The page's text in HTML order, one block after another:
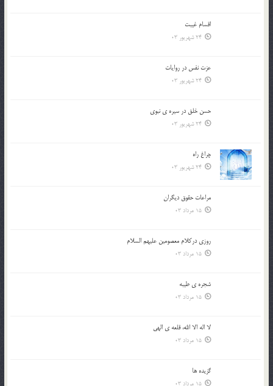
اقسام غيبت
24 شهریور 03
عزت نفس در روايات
24 شهریور 03
حسن خلق در سيره ي نبوي
24 شهریور 03
چراغ راه
24 شهریور 03
مراعات حقوق ديگران
15 مرداد 03
روزي دركلام معصومين عليهم السلام
15 مرداد 03
شجره ي طيبه
15 مرداد 03
لا اله الا الله، قلعه ي الهي
15 مرداد 03
گزيده ها
15 مرداد 03